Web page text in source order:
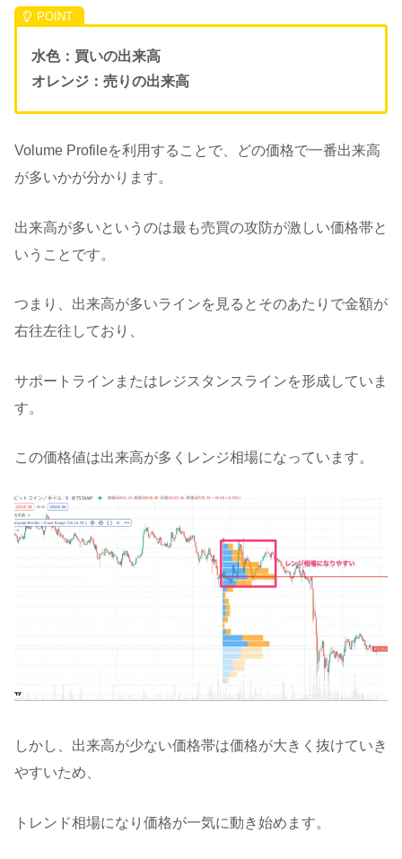
水色：買いの出来高
オレンジ：売りの出来高
Volume Profileを利用することで、どの価格で一番出来高
が多いかが分かります。
出来高が多いというのは最も売買の攻防が激しい価格帯と
いうことです。
つまり、出来高が多いラインを見るとそのあたりで金額が
右往左往しており、
サポートラインまたはレジスタンスラインを形成していま
す。
この価格値は出来高が多くレンジ相場になっています。
しかし、出来高が少ない価格帯は価格が大きく抜けていき
やすいため、
トレンド相場になり価格が一気に動き始めます。